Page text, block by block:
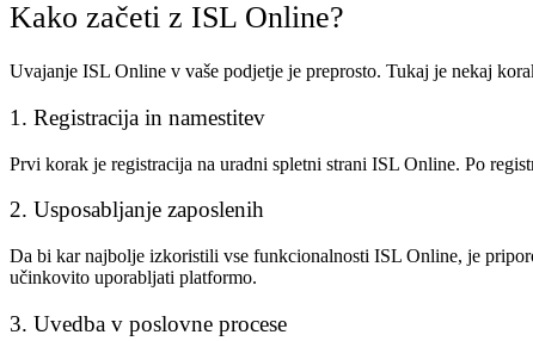
Kako začeti z ISL Online?
Uvajanje ISL Online v vaše podjetje je preprosto. Tukaj je nekaj
1. Registracija in namestitev
Prvi korak je registracija na uradni spletni strani ISL Online. Po
2. Usposabljanje zaposlenih
Da bi kar najbolje izkoristili vse funkcionalnosti ISL Online, je
učinkovito uporabljati platformo.
3. Uvedba v poslovne procese